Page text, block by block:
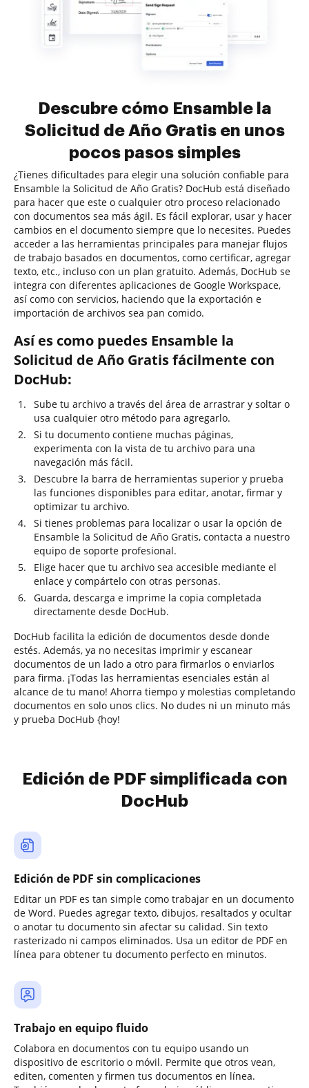
Descubre cómo Ensamble la
Solicitud de Año Gratis en unos
pocos pasos simples
¿Tienes dificultades para elegir una solución confiable para
Ensamble la Solicitud de Año Gratis? DocHub está diseñado
para hacer que este o cualquier otro proceso relacionado
con documentos sea más ágil. Es fácil explorar, usar y hacer
cambios en el documento siempre que lo necesites. Puedes
acceder a las herramientas principales para manejar flujos
de trabajo basados en documentos, como certificar, agregar
texto, etc., incluso con un plan gratuito. Además, DocHub se
integra con diferentes aplicaciones de Google Workspace,
así como con servicios, haciendo que la exportación e
importación de archivos sea pan comido.
Así es como puedes Ensamble la
Solicitud de Año Gratis fácilmente con
DocHub:
Sube tu archivo a través del área de arrastrar y soltar o
usa cualquier otro método para agregarlo.
Si tu documento contiene muchas páginas,
experimenta con la vista de tu archivo para una
navegación más fácil.
Descubre la barra de herramientas superior y prueba
las funciones disponibles para editar, anotar, firmar y
optimizar tu archivo.
Si tienes problemas para localizar o usar la opción de
Ensamble la Solicitud de Año Gratis, contacta a nuestro
equipo de soporte profesional.
Elige hacer que tu archivo sea accesible mediante el
enlace y compártelo con otras personas.
Guarda, descarga e imprime la copia completada
directamente desde DocHub.
DocHub facilita la edición de documentos desde donde
estés. Además, ya no necesitas imprimir y escanear
documentos de un lado a otro para firmarlos o enviarlos
para firma. ¡Todas las herramientas esenciales están al
alcance de tu mano! Ahorra tiempo y molestias completando
documentos en solo unos clics. No dudes ni un minuto más
y prueba DocHub {hoy!
Edición de PDF simplificada con
DocHub
Edición de PDF sin complicaciones
Editar un PDF es tan simple como trabajar en un documento
de Word. Puedes agregar texto, dibujos, resaltados y ocultar
o anotar tu documento sin afectar su calidad. Sin texto
rasterizado ni campos eliminados. Usa un editor de PDF en
línea para obtener tu documento perfecto en minutos.
Trabajo en equipo fluido
Colabora en documentos con tu equipo usando un
dispositivo de escritorio o móvil. Permite que otros vean,
editen, comenten y firmen tus documentos en línea.